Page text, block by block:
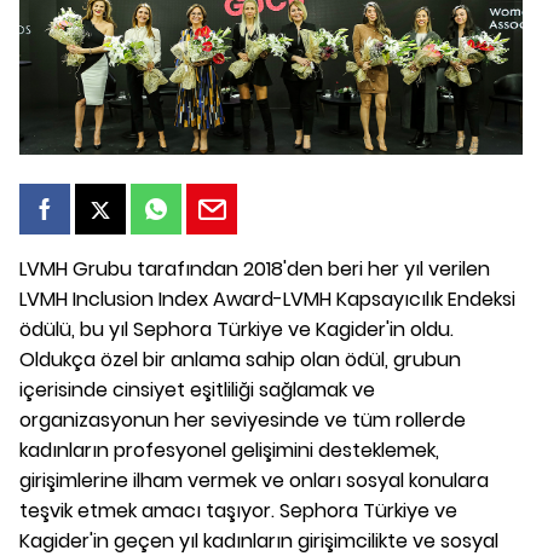
LVMH Grubu tarafından 2018'den beri her yıl verilen
LVMH Inclusion Index Award-LVMH Kapsayıcılık Endeksi
ödülü, bu yıl Sephora Türkiye ve Kagider'in oldu.
Oldukça özel bir anlama sahip olan ödül, grubun
içerisinde cinsiyet eşitliliği sağlamak ve
organizasyonun her seviyesinde ve tüm rollerde
kadınların profesyonel gelişimini desteklemek,
girişimlerine ilham vermek ve onları sosyal konulara
teşvik etmek amacı taşıyor. Sephora Türkiye ve
Kagider'in geçen yıl kadınların girişimcilikte ve sosyal